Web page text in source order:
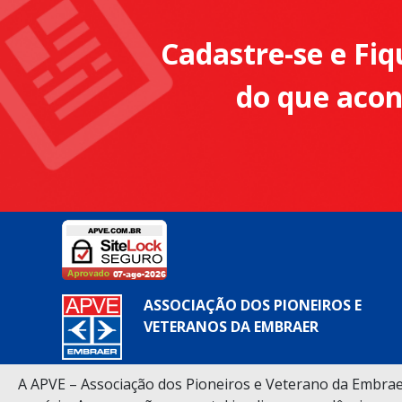
A APVE – Associação dos Pioneiros e Veterano da
Cadastre-se e
do que
ASSOCIAÇÃO DOS PIONEIROS E
VETERANOS DA EMBRAER
CNPJ - 53.324.216/0001-79 Razão Social -